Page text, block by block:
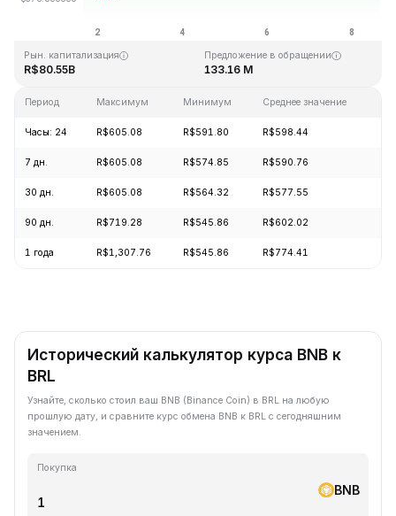
R$0.039818
Рын. капитализация
R$80.55B
Предложение в обращении
133.16 M
Период Максимум Минимум Среднее значение
Часы: 24 R$605.08 R$591.80 R$598.44
7 дн. R$605.08 R$574.85 R$590.76
30 дн. R$605.08 R$564.32 R$577.55
90 дн. R$719.28 R$545.86 R$602.02
1 года R$1,307.76 R$545.86 R$774.41
Исторический калькулятор курса BNB к
BRL
Узнайте, сколько стоил ваш BNB (Binance Coin) в BRL на любую
прошлую дату, и сравните курс обмена BNB к BRL с сегодняшним
значением.
Покупка
BNB